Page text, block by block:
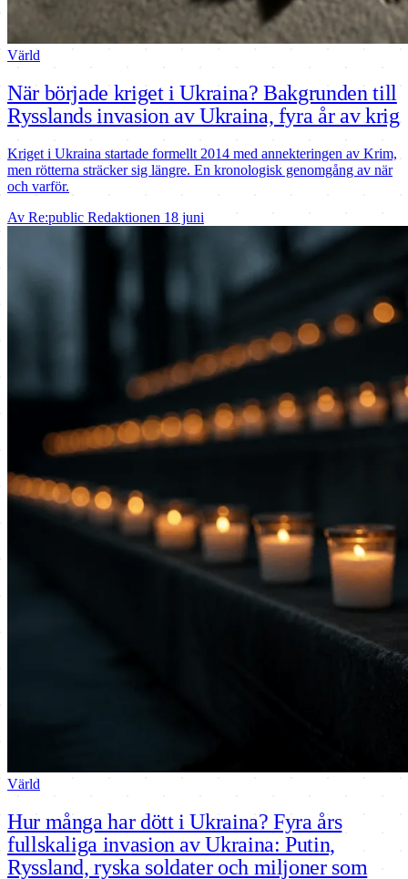
Värld
När började kriget i Ukraina? Bakgrunden till
Rysslands invasion av Ukraina, fyra år av krig
Kriget i Ukraina startade formellt 2014 med annekteringen av Krim,
men rötterna sträcker sig längre. En kronologisk genomgång av när
och varför.
Av Re:public Redaktionen 18 juni
Värld
Hur många har dött i Ukraina? Fyra års
fullskaliga invasion av Ukraina: Putin,
Ryssland, ryska soldater och miljoner som